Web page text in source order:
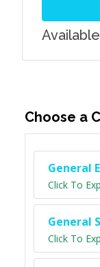
Choose a
General
Click To
General
Click To